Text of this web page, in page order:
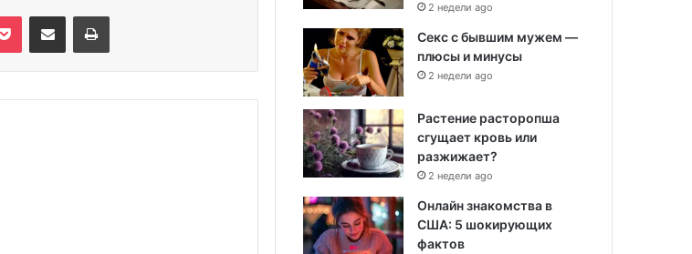
директоров МВФ
Дом с привидениями в Америке,
2 недели ago
Секс с бывшим мужем —
плюсы и минусы
2 недели ago
Растение расторопша
сгущает кровь или
разжижает?
2 недели ago
Онлайн знакомства в
США: 5 шокирующих
фактов